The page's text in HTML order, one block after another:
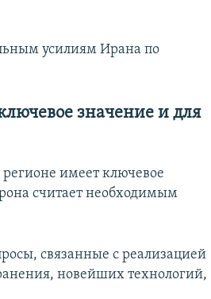
усилиям Ирана по
значение и для
имеет ключевое
считает необходимым
связанные с реализацией
новейших технологий,